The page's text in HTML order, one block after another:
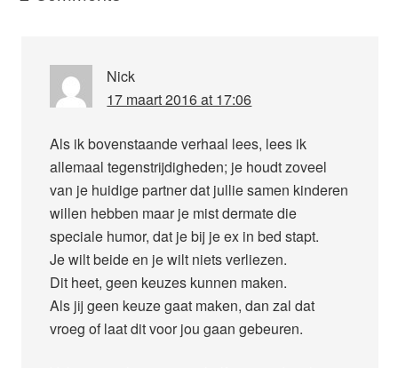
Nick
17 maart 2016 at 17:06
Als ik bovenstaande verhaal lees, lees ik
allemaal tegenstrijdigheden; je houdt zoveel
van je huidige partner dat jullie samen kinderen
willen hebben maar je mist dermate die
speciale humor, dat je bij je ex in bed stapt.
Je wilt beide en je wilt niets verliezen.
Dit heet, geen keuzes kunnen maken.
Als jij geen keuze gaat maken, dan zal dat
vroeg of laat dit voor jou gaan gebeuren.